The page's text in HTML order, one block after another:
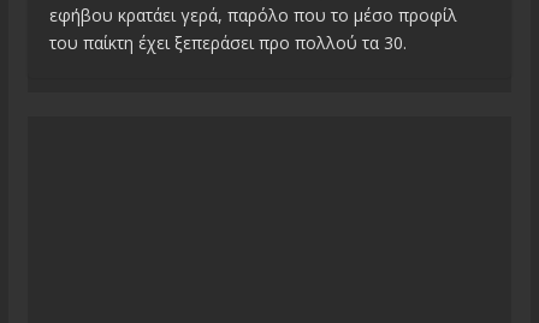
εφήβου κρατάει γερά, παρόλο που το μέσο προφίλ
του παίκτη έχει ξεπεράσει προ πολλού τα 30.